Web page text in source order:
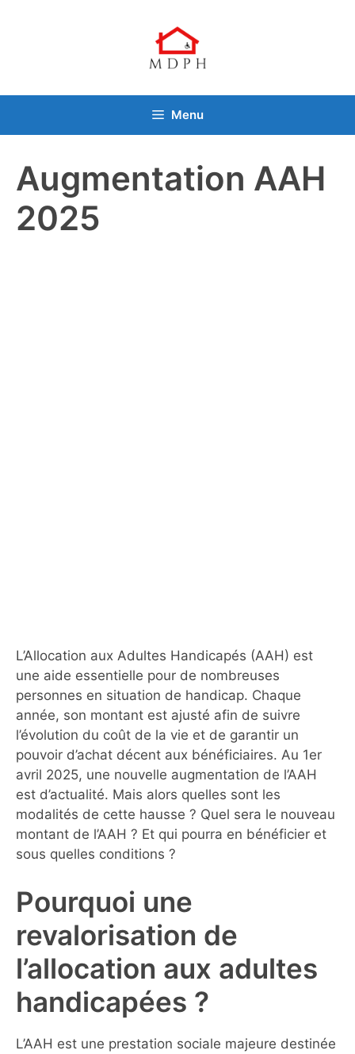
Menu
Augmentation AAH
2025
L’Allocation aux Adultes Handicapés (AAH) est
une aide essentielle pour de nombreuses
personnes en situation de handicap. Chaque
année, son montant est ajusté afin de suivre
l’évolution du coût de la vie et de garantir un
pouvoir d’achat décent aux bénéficiaires. Au 1er
avril 2025, une nouvelle augmentation de l’AAH
est d’actualité. Mais alors quelles sont les
modalités de cette hausse ? Quel sera le nouveau
montant de l’AAH ? Et qui pourra en bénéficier et
sous quelles conditions ?
Pourquoi une
revalorisation de
l’allocation aux adultes
handicapées ?
L’AAH est une prestation sociale majeure destinée